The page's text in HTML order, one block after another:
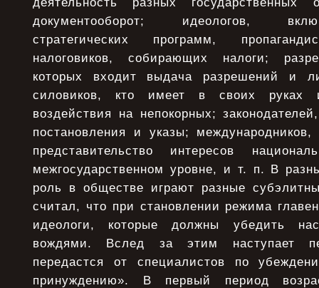
документооборот; идеологов,
стратегических программ,
налоговиков, собирающих налоги;
которых входит выдача разрешений и
силовиков, кто имеет в своих руках
воздействия на непокорных;
постановления и указы;
представительство интересов
межгосударственном уровне, и т. п. В
роль в обществе играют разные
считал, что при становлении режима
идеологи, которые должны убедить
вождями. Вслед за этим наступает
передастся от специалистов по
принуждению». В первый период